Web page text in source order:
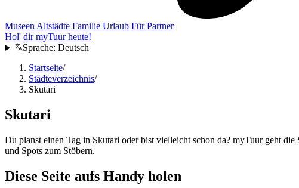
MuseenAltstädte Familie Urlaub Für Partner
Hol' dir myTuur heute!
Sprache: Deutsch
Startseite/
Städteverzeichnis/
Skutari
Skutari
Du planst einen Tag in Skutari oder bist vielleicht schon da? myTuur geht
und Spots zum Stöbern.
Diese Seite aufs Handy holen